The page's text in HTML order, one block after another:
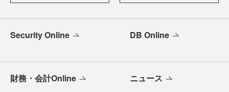
Security Online DB Online
財務・会計Online ニュース